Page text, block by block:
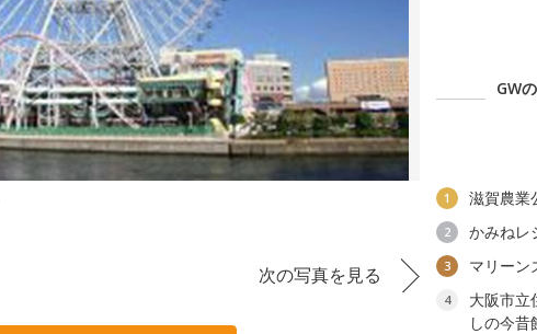
次の写真を見る
GW
1 滋賀農業
2 かみねレ
3 マリーン
4
大阪市立
しの今昔